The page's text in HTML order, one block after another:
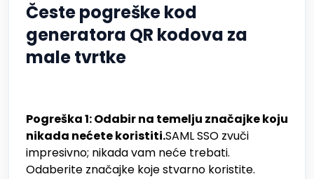
Česte pogreške kod
generatora QR kodova za
male tvrtke
Pogreška 1: Odabir na temelju značajke koju
nikada nećete koristiti.SAML SSO zvuči
impresivno; nikada vam neće trebati.
Odaberite značajke koje stvarno koristite.